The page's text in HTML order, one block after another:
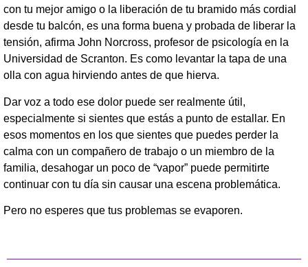
con tu mejor amigo o la liberación de tu bramido más cordial
desde tu balcón, es una forma buena y probada de liberar la
tensión, afirma John Norcross, profesor de psicología en la
Universidad de Scranton. Es como levantar la tapa de una
olla con agua hirviendo antes de que hierva.
Dar voz a todo ese dolor puede ser realmente útil,
especialmente si sientes que estás a punto de estallar. En
esos momentos en los que sientes que puedes perder la
calma con un compañero de trabajo o un miembro de la
familia, desahogar un poco de “vapor” puede permitirte
continuar con tu día sin causar una escena problemática.
Pero no esperes que tus problemas se evaporen.